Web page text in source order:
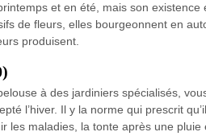
et en été, mais son
de fleurs, elles bourgeonnent en
produisent.
à des jardiniers spécialisés,
l’hiver. Il y la norme qui prescrit
les maladies, la tonte après une